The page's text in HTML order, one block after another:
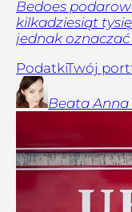
Bedoes
kilkadziesiąt
jednak
PodatkiTwój
Beata Anna